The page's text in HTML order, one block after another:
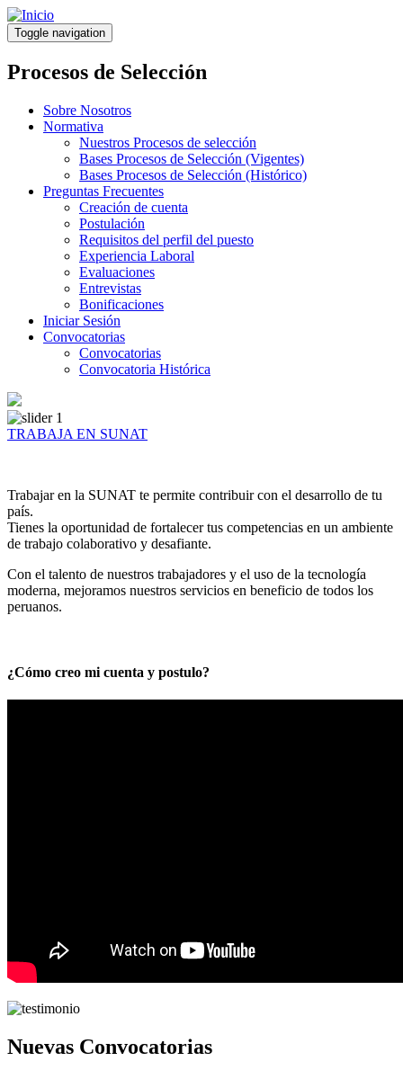
Pasar
al
contenido
principal
Toggle navigation
Procesos de Selección
Sobre Nosotros
Normativa
Nuestros Procesos de selección
Bases Procesos de Selección (Vigentes)
Bases Procesos de Selección (Histórico)
Preguntas Frecuentes
Creación de cuenta
Postulación
Requisitos del perfil del puesto
Experiencia Laboral
Evaluaciones
Entrevistas
Bonificaciones
Iniciar Sesión
Convocatorias
Convocatorias
Convocatoria Histórica
TRABAJA EN SUNAT
Trabajar en la SUNAT te permite contribuir con el desarrollo de tu
país.
Tienes la oportunidad de fortalecer tus competencias en un ambiente
de trabajo colaborativo y desafiante.
Con el talento de nuestros trabajadores y el uso de la tecnología
moderna, mejoramos nuestros servicios en beneficio de todos los
peruanos.
¿Cómo creo mi cuenta y postulo?
Nuevas Convocatorias